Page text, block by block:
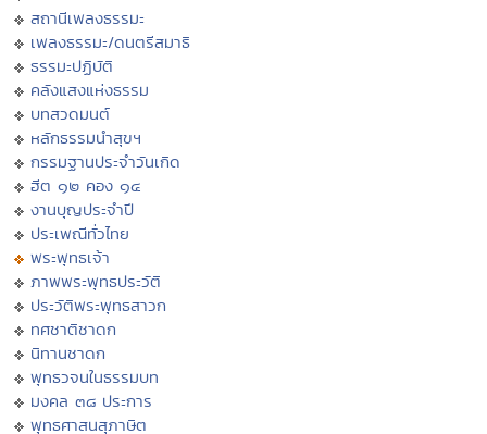
สถานีเพลงธรรมะ
เพลงธรรมะ/ดนตรีสมาธิ
ธรรมะปฏิบัติ
คลังแสงแห่งธรรม
บทสวดมนต์
หลักธรรมนำสุขฯ
กรรมฐานประจำวันเกิด
ฮีต ๑๒ คอง ๑๔
งานบุญประจำปี
ประเพณีทั่วไทย
พระพุทธเจ้า
ภาพพระพุทธประวัติ
ประวัติพระพุทธสาวก
ทศชาติชาดก
นิทานชาดก
พุทธวจนในธรรมบท
มงคล ๓๘ ประการ
พุทธศาสนสุภาษิต